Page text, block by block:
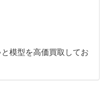
模型を高価買取してお